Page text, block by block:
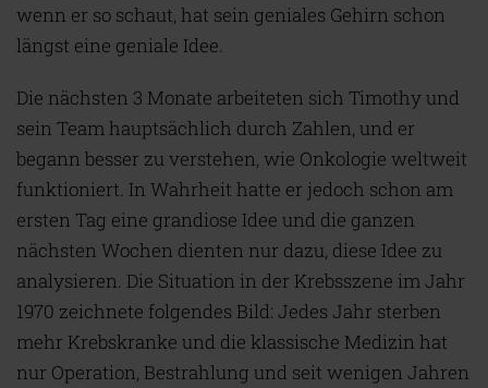
wenn er so schaut, hat sein geniales Gehirn schon
längst eine geniale Idee.
Die nächsten 3 Monate arbeiteten sich Timothy und
sein Team hauptsächlich durch Zahlen, und er
begann besser zu verstehen, wie Onkologie weltweit
funktioniert. In Wahrheit hatte er jedoch schon am
ersten Tag eine grandiose Idee und die ganzen
nächsten Wochen dienten nur dazu, diese Idee zu
analysieren. Die Situation in der Krebsszene im Jahr
1970 zeichnete folgendes Bild: Jedes Jahr sterben
mehr Krebskranke und die klassische Medizin hat
nur Operation, Bestrahlung und seit wenigen Jahren